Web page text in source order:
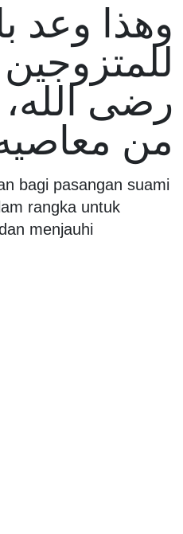
وهذا وعد
رضى الله،
من
bagi pasangan suami
rangka untuk
menjauhi